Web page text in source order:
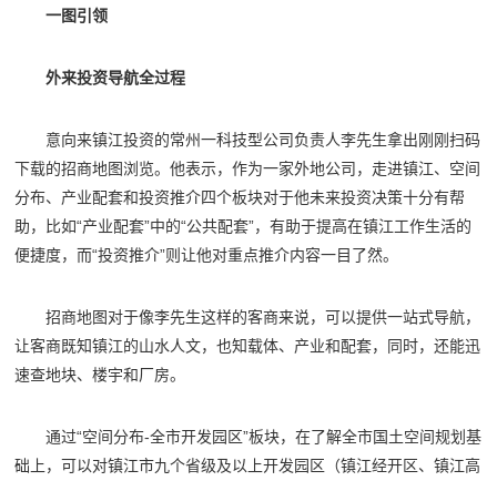
一图引领
外来投资导航全过程
意向来镇江投资的常州一科技型公司负责人李先生拿出刚刚扫码
下载的招商地图浏览。他表示，作为一家外地公司，走进镇江、空间
分布、产业配套和投资推介四个板块对于他未来投资决策十分有帮
助，比如“产业配套”中的“公共配套”，有助于提高在镇江工作生活的
便捷度，而“投资推介”则让他对重点推介内容一目了然。
招商地图对于像李先生这样的客商来说，可以提供一站式导航，
让客商既知镇江的山水人文，也知载体、产业和配套，同时，还能迅
速查地块、楼宇和厂房。
通过“空间分布-全市开发园区”板块，在了解全市国土空间规划基
础上，可以对镇江市九个省级及以上开发园区（镇江经开区、镇江高